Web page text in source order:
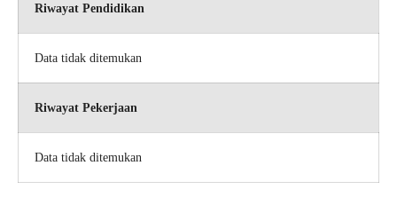
Riwayat Pendidikan
Data tidak ditemukan
Riwayat Pekerjaan
Data tidak ditemukan